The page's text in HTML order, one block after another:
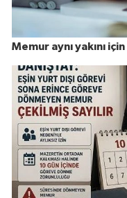
Memur aynı yakını